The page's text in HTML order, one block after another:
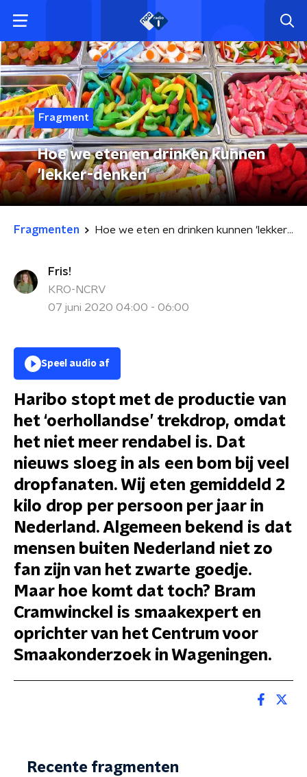
Fragment
Hoe we eten en drinken kunnen
'lekker-denken'
Fragmenten Hoe we eten en drinken kunnen 'lekker-denken'
Fris!
KRO-NCRV
07 juni 2020 04:00 - 06:00
Speel audio af
Haribo stopt met de productie van
het ‘oerhollandse’ trekdrop, omdat
het niet meer rendabel is. Dat
nieuws sloeg in als een bom bij veel
dropfanaten. Wij eten gemiddeld 2
kilo drop per persoon per jaar in
Nederland. Algemeen bekend is dat
mensen buiten Nederland niet zo
fan zijn van het zwarte goedje.
Maar hoe komt dat toch? Bram
Cramwinckel is smaakexpert en
oprichter van het Centrum voor
Smaakonderzoek in Wageningen.
Recente fragmenten